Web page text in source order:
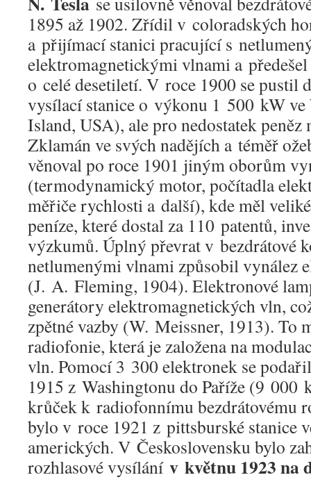
1895 až 1902. Zřídil v coloradských
a přijímací stanici pracující s
elektromagnetickými vlnami a
o celé desetiletí. V roce 1900 se pustil
vysílací stanice o výkonu 1 500 kW
Island, USA), ale pro nedostatek peněz
Zklamán ve svých nadějích a téměř
věnoval po roce 1901 jiným oborům
(termodynamický motor, počítadla
měřiče rychlosti a další), kde měl
peníze, které dostal za 110 patentů,
výzkumů. Úplný převrat v bezdrátové
netlumenými vlnami způsobil vynález
(J. A. Fleming, 1904). Elektronové
generátory elektromagnetických vln,
zpětné vazby (W. Meissner, 1913). To
radiofonie, která je založena na
vln. Pomocí 3 300 elektronek se
1915 z Washingtonu do Paříže (9 000
krůček k radiofonnímu bezdrátovému
bylo v roce 1921 z pittsburské stanice
amerických. V Československu bylo
rozhlasové vysílání v květnu 1923 na